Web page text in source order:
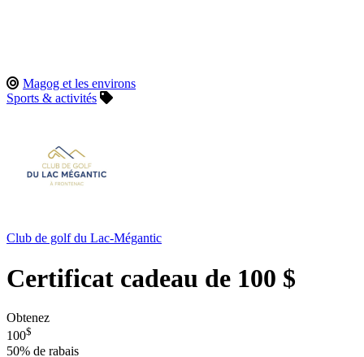
Magog et les environs
Sports & activités
Club de golf du Lac-Mégantic
Certificat cadeau de 100 $
Obtenez
100$
50% de rabais